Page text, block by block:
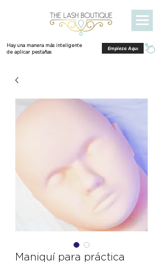
Hay una manera más inteligente
de aplicar pestañas
Empieza Aquí
Maniquí para práctica